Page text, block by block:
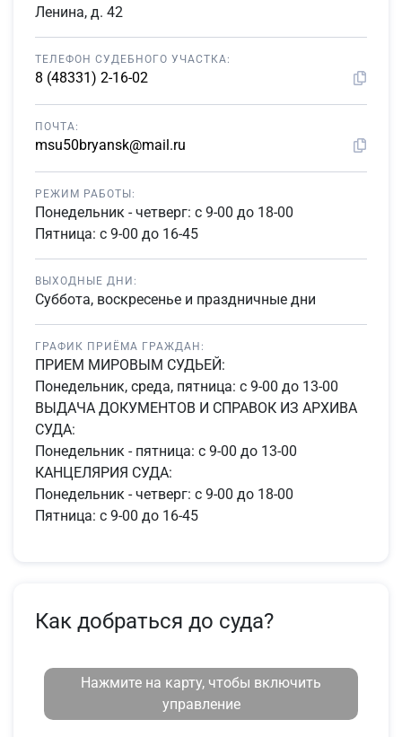
Ленина, д. 42
ТЕЛЕФОН СУДЕБНОГО УЧАСТКА:
8 (48331) 2-16-02
ПОЧТА:
msu50bryansk@mail.ru
РЕЖИМ РАБОТЫ:
Понедельник - четверг: с 9-00 до 18-00
Пятница: с 9-00 до 16-45
ВЫХОДНЫЕ ДНИ:
Суббота, воскресенье и праздничные дни
ГРАФИК ПРИЁМА ГРАЖДАН:
ПРИЕМ МИРОВЫМ СУДЬЕЙ:
Понедельник, среда, пятница: с 9-00 до 13-00
ВЫДАЧА ДОКУМЕНТОВ И СПРАВОК ИЗ АРХИВА
СУДА:
Понедельник - пятница: с 9-00 до 13-00
КАНЦЕЛЯРИЯ СУДА:
Понедельник - четверг: с 9-00 до 18-00
Пятница: с 9-00 до 16-45
Как добраться до суда?
Нажмите на карту, чтобы включить
управление